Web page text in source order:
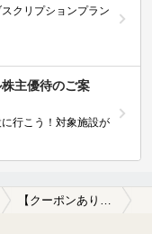
クリプションプラン
株主優待のご案
行こう！対象施設が